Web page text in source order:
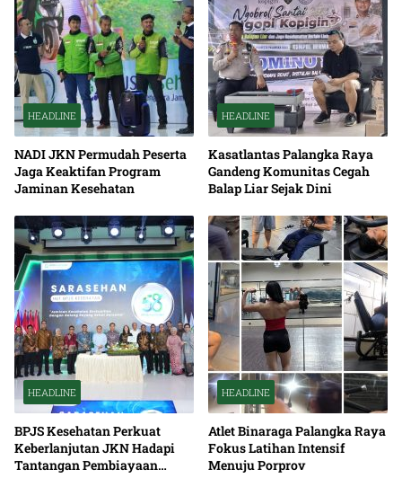
HEADLINE
NADI JKN Permudah Peserta
Jaga Keaktifan Program
Jaminan Kesehatan
HEADLINE
Kasatlantas Palangka Raya
Gandeng Komunitas Cegah
Balap Liar Sejak Dini
HEADLINE
BPJS Kesehatan Perkuat
Keberlanjutan JKN Hadapi
Tantangan Pembiayaan
HEADLINE
Atlet Binaraga Palangka Raya
Fokus Latihan Intensif
Menuju Porprov